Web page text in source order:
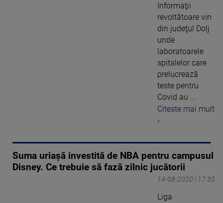
Informaţii
revoltătoare vin
din judeţul Dolj
unde
laboratoarele
spitalelor care
prelucrează
teste pentru
Covid au ...
Citeste mai mult
›
Suma uriașă investită de NBA pentru campusul
Disney. Ce trebuie să fază zilnic jucătorii
14-08-2020 | 17:35
Liga